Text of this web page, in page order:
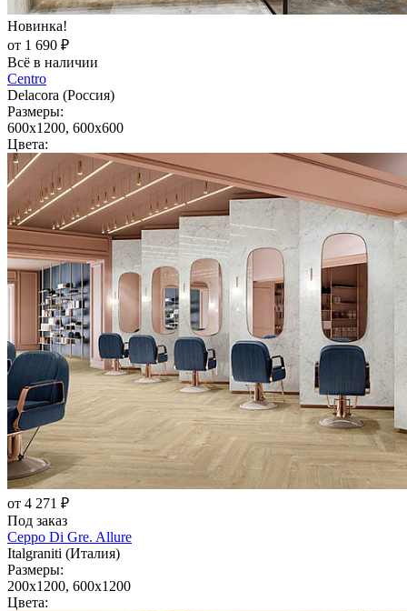
Новинка!
от 1 690 ₽
Всё в наличии
Centro
Delacora (Россия)
Размеры:
600x1200, 600x600
Цвета:
от 4 271 ₽
Под заказ
Ceppo Di Gre. Allure
Italgraniti (Италия)
Размеры:
200x1200, 600x1200
Цвета: